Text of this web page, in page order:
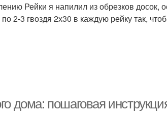
Рейки я напилил из обрезков досок,
2-3 гвоздя 2х30 в каждую рейку так,
дома: пошаговая